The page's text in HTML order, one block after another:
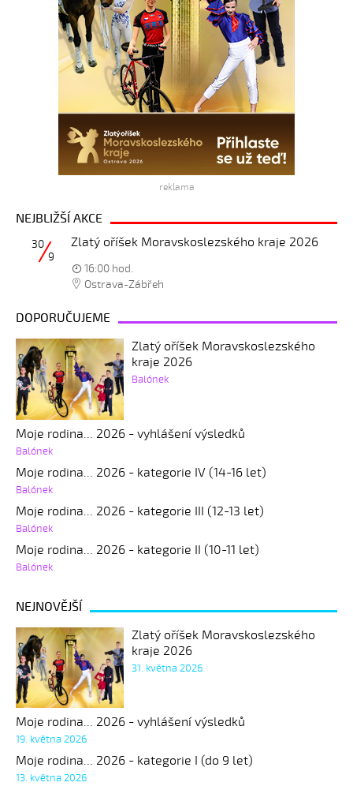
reklama
NEJBLIŽŠÍ AKCE
Zlatý oříšek Moravskoslezského kraje 2026
30
9
16:00 hod.
Ostrava-Zábřeh
DOPORUČUJEME
Zlatý oříšek Moravskoslezského
kraje 2026
Balónek
Moje rodina... 2026 - vyhlášení výsledků
Balónek
Moje rodina... 2026 - kategorie IV (14-16 let)
Balónek
Moje rodina... 2026 - kategorie III (12-13 let)
Balónek
Moje rodina... 2026 - kategorie II (10-11 let)
Balónek
NEJNOVĚJŠÍ
Zlatý oříšek Moravskoslezského
kraje 2026
31. května 2026
Moje rodina... 2026 - vyhlášení výsledků
19. května 2026
Moje rodina... 2026 - kategorie I (do 9 let)
13. května 2026